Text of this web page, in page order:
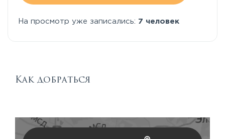
На просмотр уже записались: 7 человек
Как добраться